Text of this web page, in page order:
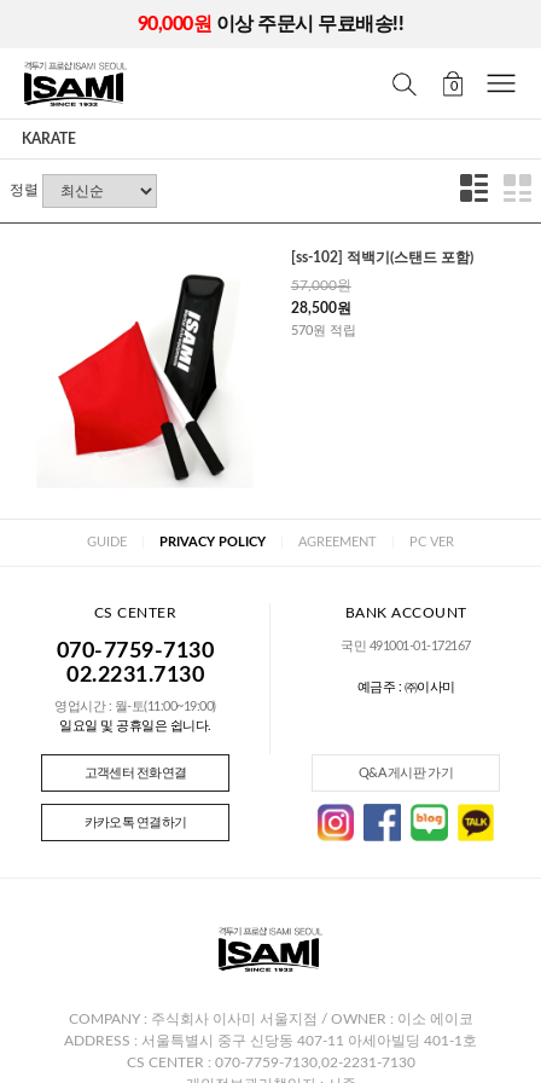
90,000원 이상 주문시 무료배송!!
0
KARATE
정렬
[ss-102] 적백기(스탠드 포함)
57,000원
28,500원
570원 적립
GUIDE PRIVACY POLICY AGREEMENT PC VER
CS CENTER
070-7759-7130
02.2231.7130
영업시간 : 월-토(11:00~19:00)
일요일 및 공휴일은 쉽니다.
BANK ACCOUNT
국민 491001-01-172167
예금주 : ㈜이사미
고객센터 전화연결
카카오톡 연결하기
Q&A 게시판 가기
COMPANY : 주식회사 이사미 서울지점 / OWNER : 이소 에이코
ADDRESS : 서울특별시 중구 신당동 407-11 아세아빌딩 401-1호
CS CENTER : 070-7759-7130,02-2231-7130